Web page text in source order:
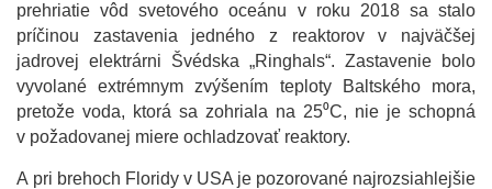
prehriatie vôd svetového oceánu v roku 2018 sa stalo
príčinou zastavenia jedného z reaktorov v najväčšej
jadrovej elektrárni Švédska „Ringhals“. Zastavenie bolo
vyvolané extrémnym zvýšením teploty Baltského mora,
pretože voda, ktorá sa zohriala na 25⁰C, nie je schopná
v požadovanej miere ochladzovať reaktory.
A pri brehoch Floridy v USA je pozorované najrozsiahlejšie